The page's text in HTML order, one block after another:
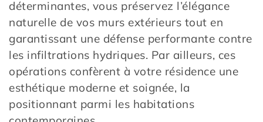
déterminantes, vous préservez l’élégance
naturelle de vos murs extérieurs tout en
garantissant une défense performante contre
les infiltrations hydriques. Par ailleurs, ces
opérations confèrent à votre résidence une
esthétique moderne et soignée, la
positionnant parmi les habitations